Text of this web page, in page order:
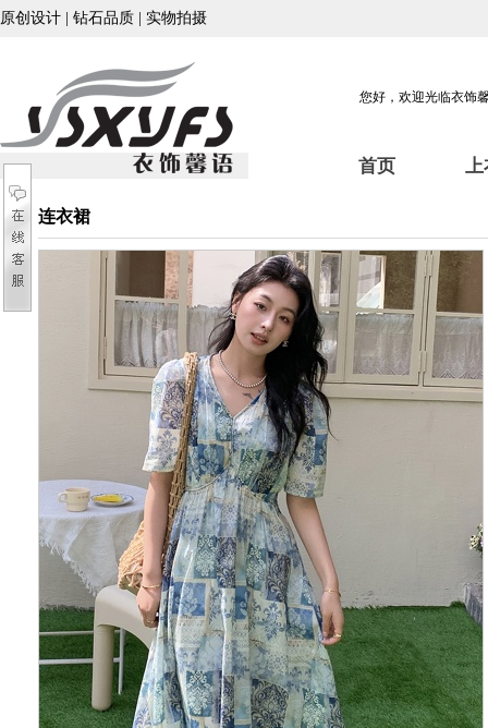
原创设计 | 钻石品质 | 实物拍摄
您好，欢迎光临衣饰
首页 上
连衣裙